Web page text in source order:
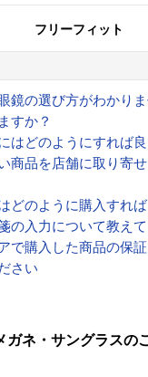
フリーフィット
鏡の選び方がわかりま
すか？
はどのようにすれば
商品を店舗に取り寄
どのように購入すれ
の入力について教え
で購入した商品の保
さい
ガネ・サングラスの